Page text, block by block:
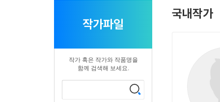
작가파일
작가 혹은 작가와 작품명을
함께 검색해 보세요.
국내작가